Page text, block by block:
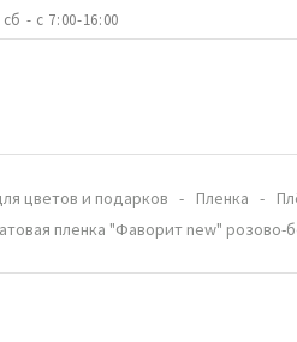
- с 7:00-16:00
цветов и подарков Пленка
пленка "Фаворит new" розово-